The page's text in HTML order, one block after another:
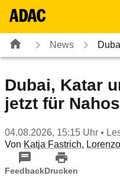
News
Dubai, Katar
jetzt für
04.08.2026, 15:15 Uhr •
Von Katja Fastrich,
FeedbackDrucken